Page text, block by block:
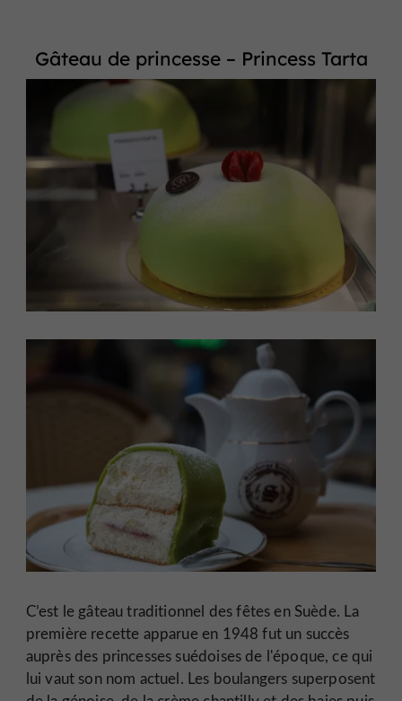
Gâteau de princesse – Princess Tarta
C’est le gâteau traditionnel des fêtes en Suède. La
première recette apparue en 1948 fut un succès
auprès des princesses suédoises de l'époque, ce qui
lui vaut son nom actuel. Les boulangers superposent